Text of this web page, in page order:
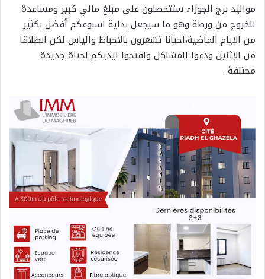
مواليد برج الجوزاء ستتحصلون على مبلغ مالي كبير ومساعدة
للخروج من ورطة وهو ما سيجعل بداية اسبوعكم أفضل بكثير
من الايام الماضية،احيانا تشعرون بالاحباط والياس لكن انطلاقا
من الإثنين ودعوا المشاكل وافتحوا ايديكم لحياة جديدة
مختلفة .